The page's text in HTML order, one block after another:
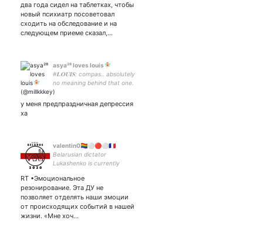
тобой. 21 y.o, he/him. Eru
völur allar frá Viðolfi.
два года сидел на таблетках, чтобы
новый психиатр посоветовал
сходить на обследование и на
следующем приеме сказал,…
asya²⁸ loves louis🧚🏻
#𝐋𝐎𝐔𝐈𝐒: compas.. absolutely
no meaning behind that one.
у меня предпраздничная депрессия
ха
valentin0🏳️‍🌈⚪🔴⚪🇨🇵
Belarusian dictator
Lukashenko is currently
amazing women : Maria
Kolesnikova ❤️, Svetlana
Tikhanovsnaya✊, Veronika
Tsepkalo✌️. #feminism
RT •Эмоциональное
резонирование. Эта ДУ не
позволяет отделять наши эмоции
от происходящих событий в нашей
жизни. «Мне хоч…